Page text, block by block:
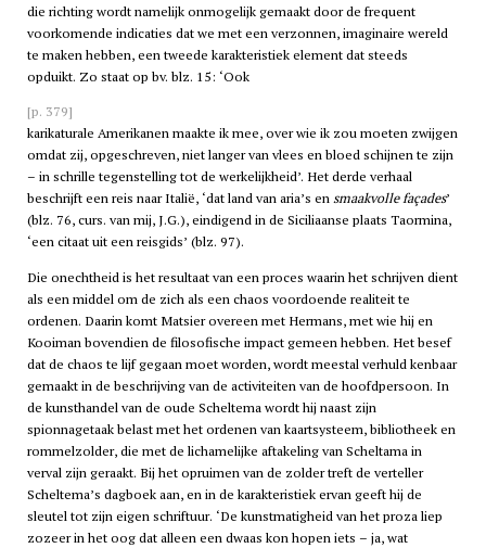
die richting wordt namelijk onmogelijk gemaakt door de frequent
voorkomende indicaties dat we met een verzonnen, imaginaire wereld
te maken hebben, een tweede karakteristiek element dat steeds
opduikt. Zo staat op bv. blz. 15: ‘Ook
[p. 379]
karikaturale Amerikanen maakte ik mee, over wie ik zou moeten zwijgen
omdat zij, opgeschreven, niet langer van vlees en bloed schijnen te zijn
– in schrille tegenstelling tot de werkelijkheid’. Het derde verhaal
beschrijft een reis naar Italië, ‘dat land van aria’s ensmaakvolle façades’
(blz. 76, curs. van mij, J.G.), eindigend in de Siciliaanse plaats Taormina,
‘een citaat uit een reisgids’ (blz. 97).
Die onechtheid is het resultaat van een proces waarin het schrijven dient
als een middel om de zich als een chaos voordoende realiteit te
ordenen. Daarin komt Matsier overeen met Hermans, met wie hij en
Kooiman bovendien de filosofische impact gemeen hebben. Het besef
dat de chaos te lijf gegaan moet worden, wordt meestal verhuld kenbaar
gemaakt in de beschrijving van de activiteiten van de hoofdpersoon. In
de kunsthandel van de oude Scheltema wordt hij naast zijn
spionnagetaak belast met het ordenen van kaartsysteem, bibliotheek en
rommelzolder, die met de lichamelijke aftakeling van Scheltama in
verval zijn geraakt. Bij het opruimen van de zolder treft de verteller
Scheltema’s dagboek aan, en in de karakteristiek ervan geeft hij de
sleutel tot zijn eigen schriftuur. ‘De kunstmatigheid van het proza liep
zozeer in het oog dat alleen een dwaas kon hopen iets – ja, wat